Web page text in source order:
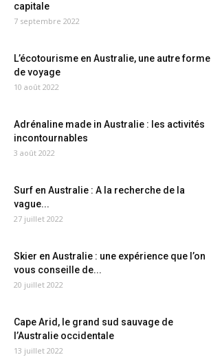
capitale
7 septembre 2022
L’écotourisme en Australie, une autre forme
de voyage
10 août 2022
Adrénaline made in Australie : les activités
incontournables
3 août 2022
Surf en Australie : A la recherche de la
vague...
27 juillet 2022
Skier en Australie : une expérience que l’on
vous conseille de...
20 juillet 2022
Cape Arid, le grand sud sauvage de
l’Australie occidentale
13 juillet 2022